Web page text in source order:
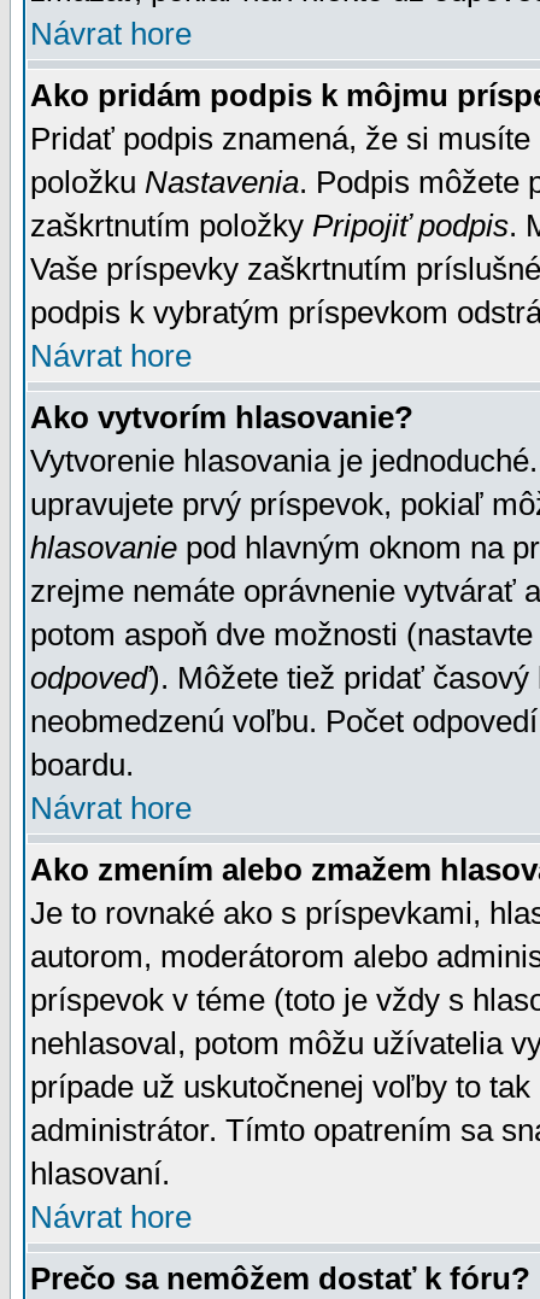
Návrat hore
Ako pridám podpis k môjmu
Pridať podpis znamená, že si
položku Nastavenia. Podpis môžete
zaškrtnutím položky Pripojiť podpis.
Vaše príspevky zaškrtnutím
podpis k vybratým príspevkom
Návrat hore
Ako vytvorím hlasovanie?
Vytvorenie hlasovania je
upravujete prvý príspevok, pokiaľ
hlasovanie pod hlavným oknom na
zrejme nemáte oprávnenie vytvárať
potom aspoň dve možnosti
odpoveď). Môžete tiež pridať
neobmedzenú voľbu. Počet
boardu.
Návrat hore
Ako zmením alebo zmažem
Je to rovnaké ako s príspevkami,
autorom, moderátorom alebo
príspevok v téme (toto je vždy s
nehlasoval, potom môžu užívatelia
prípade už uskutočnenej voľby to
administrátor. Tímto opatrením sa
hlasovaní.
Návrat hore
Prečo sa nemôžem dostať k fóru?